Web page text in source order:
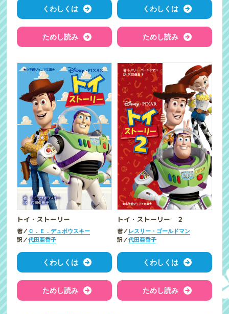
くわしくは
ためし読み
くわしくは
ためし読み
トイ・ストーリー
著／ Ｃ．Ｅ．デュボウスキー
訳／代田亜香子
くわしくは
ためし読み
トイ・ストーリー ２
著／レスリー・ゴールドマン
訳／代田亜香子
くわしくは
ためし読み